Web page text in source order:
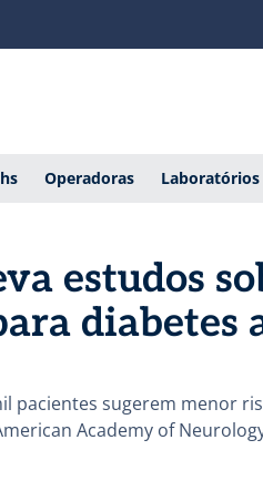
Operadoras Laboratórios
estudos
diabetes
pacientes sugerem menor
Academy of